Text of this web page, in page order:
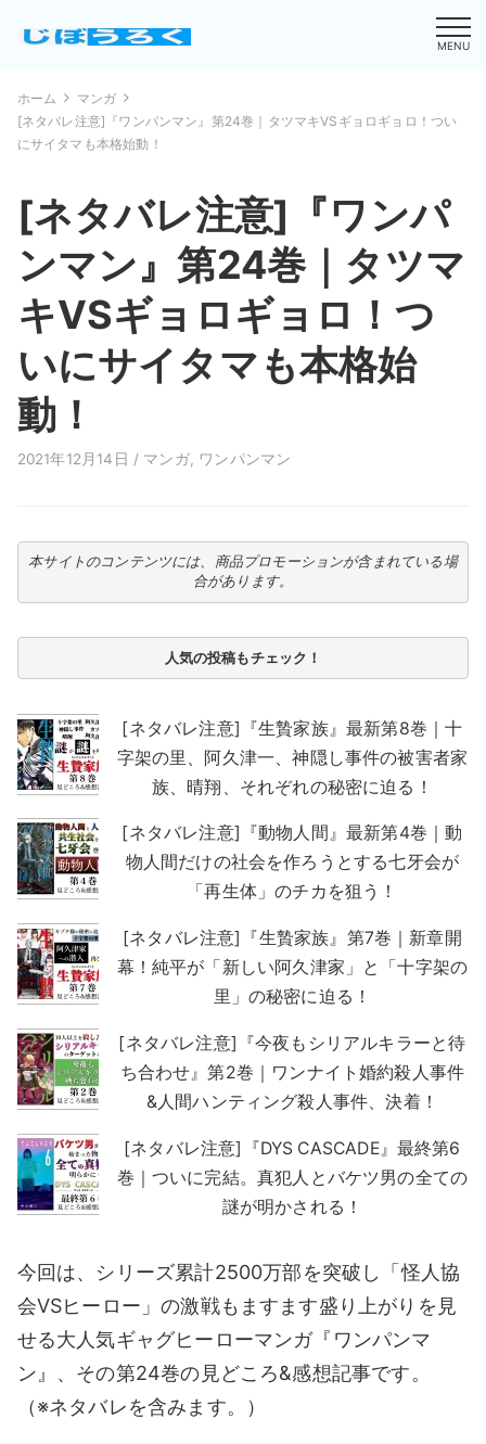
MENU
ホーム
マンガ
[ネタバレ注意]『ワンパンマン』第24巻｜タツマキVSギョロギョロ！つい
にサイタマも本格始動！
[ネタバレ注意]『ワンパ
ンマン』第24巻｜タツマ
キVSギョロギョロ！つ
いにサイタマも本格始
動！
2021年12月14日 / マンガ, ワンパンマン
本サイトのコンテンツには、商品プロモーションが含まれている場
合があります。
人気の投稿もチェック！
[ネタバレ注意]『生贄家族』最新第8巻｜十
字架の里、阿久津一、神隠し事件の被害者家
族、晴翔、それぞれの秘密に迫る！
[ネタバレ注意]『動物人間』最新第4巻｜動
物人間だけの社会を作ろうとする七牙会が
「再生体」のチカを狙う！
[ネタバレ注意]『生贄家族』第7巻｜新章開
幕！純平が「新しい阿久津家」と「十字架の
里」の秘密に迫る！
[ネタバレ注意]『今夜もシリアルキラーと待
ち合わせ』第2巻｜ワンナイト婚約殺人事件
&人間ハンティング殺人事件、決着！
[ネタバレ注意]『DYS CASCADE』最終第6
巻｜ついに完結。真犯人とバケツ男の全ての
謎が明かされる！
今回は、シリーズ累計2500万部を突破し「怪人協
会VSヒーロー」の激戦もますます盛り上がりを見
せる大人気ギャグヒーローマンガ『ワンパンマ
ン』、その第24巻の見どころ&感想記事です。
（※ネタバレを含みます。）